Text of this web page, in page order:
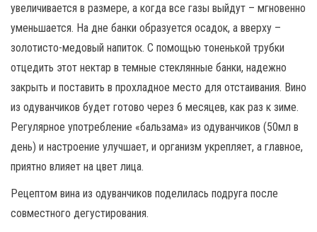
увеличивается в размере, а когда все газы выйдут – мгновенно
уменьшается. На дне банки образуется осадок, а вверху –
золотисто-медовый напиток. С помощью тоненькой трубки
отцедить этот нектар в темные стеклянные банки, надежно
закрыть и поставить в прохладное место для отстаивания. Вино
из одуванчиков будет готово через 6 месяцев, как раз к зиме.
Регулярное употребление «бальзама» из одуванчиков (50мл в
день) и настроение улучшает, и организм укрепляет, а главное,
приятно влияет на цвет лица.
Рецептом вина из одуванчиков поделилась подруга после
совместного дегустирования.